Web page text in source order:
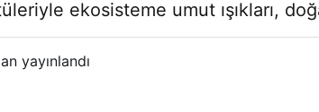
ekosisteme umut ışıkları,
yayınlandı